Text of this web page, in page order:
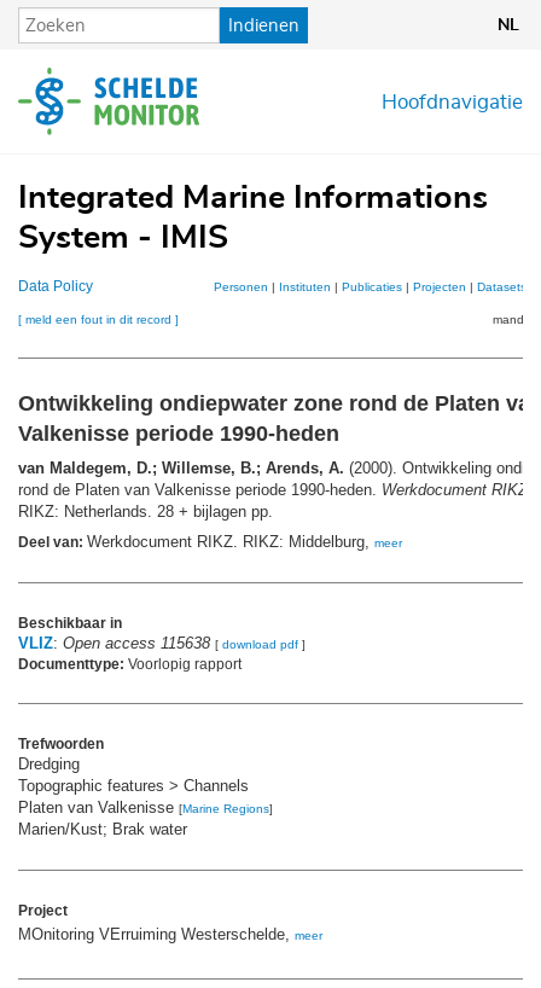
Overslaan
en
de
inhoud
Indienen NL
Hoofdnavigatie
Integrated Marine Informations
System - IMIS
Data Policy Personen | Instituten | Publicaties| Projecten | Datasets
[ meld een fout in dit record ] mandje
Ontwikkeling ondiepwater zone rond de Platen
Valkenisse periode 1990-heden
van Maldegem, D.; Willemse, B.; Arends, A. (2000). Ontwikkeling
rond de Platen van Valkenisse periode 1990-heden. Werkdocument RIKZ
RIKZ: Netherlands. 28 + bijlagen pp.
Deel van: Werkdocument RIKZ. RIKZ: Middelburg, meer
Beschikbaar in
VLIZ: Open access 115638 [ download pdf ]
Documenttype: Voorlopig rapport
Trefwoorden
Dredging
Topographic features > Channels
Platen van Valkenisse [Marine Regions]
Marien/Kust; Brak water
Project
MOnitoring VErruiming Westerschelde, meer